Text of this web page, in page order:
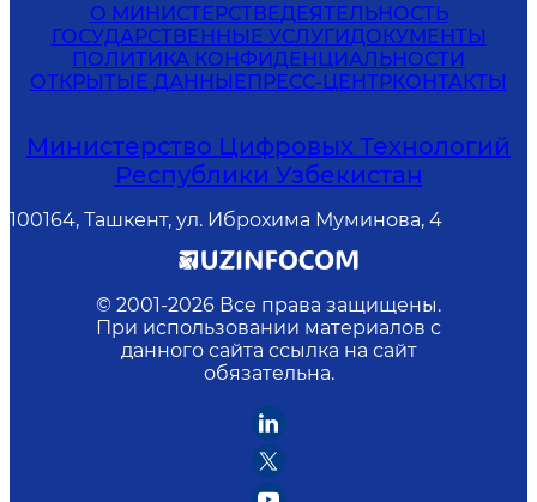
О МИНИСТЕРСТВЕДЕЯТЕЛЬНОСТЬ
ГОСУДАРСТВЕННЫЕ УСЛУГИДОКУМЕНТЫ
ПОЛИТИКА КОНФИДЕНЦИАЛЬНОСТИ
ОТКРЫТЫЕ ДАННЫЕПРЕСС-ЦЕНТРКОНТАКТЫ
Министерство Цифровых Технологий
Республики Узбекистан
100164, Ташкент, ул. Иброхима Муминова, 4
© 2001-2026 Все права защищены.
При использовании материалов с
данного сайта ссылка на сайт
обязательна.